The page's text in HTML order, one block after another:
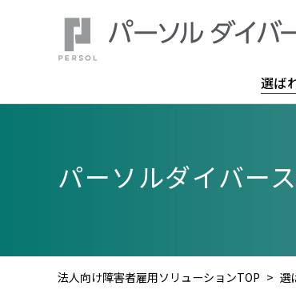
選ば
パーソルダイバー
法人向け障害者雇用ソリューションTOP 選